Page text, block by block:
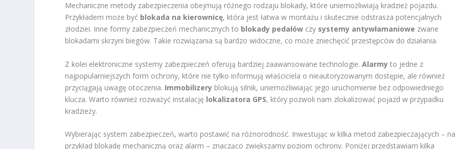
Mechaniczne metody zabezpieczenia obejmują różnego rodzaju blokady, które uniemożliwiają kradzież pojazdu.
Przykładem może być blokada na kierownicę, która jest łatwa w montażu i skutecznie odstrasza potencjalnych
złodziei. Inne formy zabezpieczeń mechanicznych to blokady pedałów czy systemy antywłamaniowe zwane
blokadami skrzyni biegów. Takie rozwiązania są bardzo widoczne, co może zniechęcić przestępców do działania.
Z kolei elektroniczne systemy zabezpieczeń oferują bardziej zaawansowane technologie.Alarmy to jedne z
najpopularniejszych form ochrony, które nie tylko informują właściciela o nieautoryzowanym dostępie, ale również
przyciągają uwagę otoczenia. Immobilizery blokują silnik, uniemożliwiając jego uruchomienie bez odpowiedniego
klucza. Warto również rozważyć instalację lokalizatora GPS, który pozwoli nam zlokalizować pojazd w przypadku
kradzieży.
Wybierając system zabezpieczeń, warto postawić na różnorodność. Inwestując w kilka metod zabezpieczających – na
przykład blokadę mechaniczną oraz alarm – znacząco zwiększamy poziom ochrony. Poniżej przedstawiam kilka